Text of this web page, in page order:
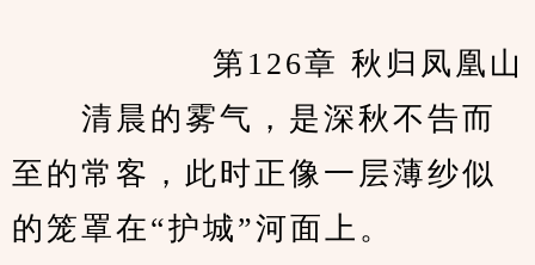
第126章 秋归凤凰山
清晨的雾气，是深秋不告而
至的常客，此时正像一层薄纱似
的笼罩在“护城”河面上。